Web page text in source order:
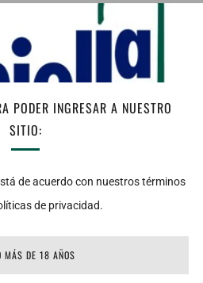
PODER INGRESAR A NUESTRO
SITIO:
de acuerdo con nuestros términos
de privacidad.
MÁS DE 18 AÑOS
AL CARRITO